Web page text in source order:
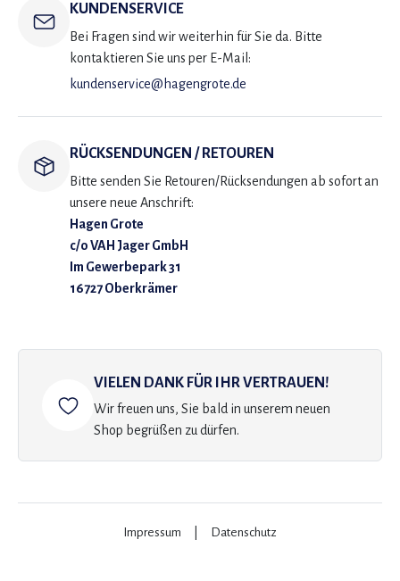
KUNDENSERVICE
Bei Fragen sind wir weiterhin für Sie da. Bitte
kontaktieren Sie uns per E-Mail:
kundenservice@hagengrote.de
RÜCKSENDUNGEN / RETOUREN
Bitte senden Sie Retouren/Rücksendungen ab sofort an
unsere neue Anschrift:
Hagen Grote
c/o VAH Jager GmbH
Im Gewerbepark 31
16727 Oberkrämer
VIELEN DANK FÜR IHR VERTRAUEN!
Wir freuen uns, Sie bald in unserem neuen
Shop begrüßen zu dürfen.
Impressum Datenschutz